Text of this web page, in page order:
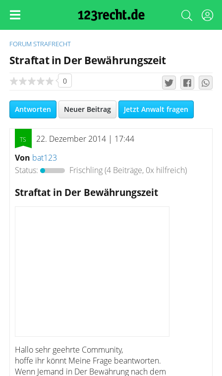
FORUM STRAFRECHT
Straftat in Der Bewährungszeit
0
Antworten Neuer Beitrag Jetzt Anwalt fragen
22. Dezember 2014 | 17:44
Von bat123
Status:
Frischling(4 Beiträge, 0x hilfreich)
Straftat in Der Bewährungszeit
Hallo sehr geehrte Community,
hoffe ihr könnt Meine Frage beantworten.
Wenn Jemand in Der Bewährung nach dem